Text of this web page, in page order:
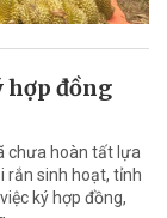
hợp đồng
chưa hoàn tất lựa
rắn sinh hoạt, tỉnh
ký hợp đồng,